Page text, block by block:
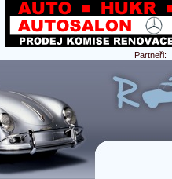
Partneři: